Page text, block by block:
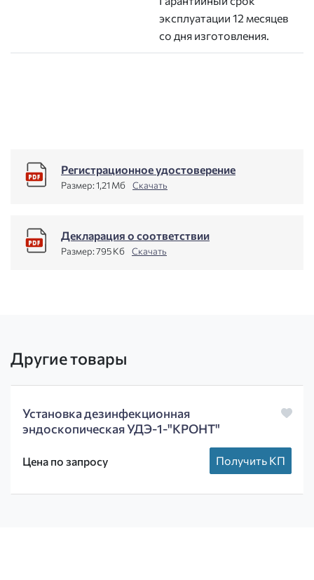
эксплуатации 12 месяцев
со дня изготовления.
Регистрационное удостоверение
Размер:1,21 Мб Скачать
Декларация о соответствии
Размер:795 Кб Скачать
Другие товары
Установка дезинфекционная
эндоскопическая УДЭ-1-"КРОНТ"
Цена по запросу Получить КП